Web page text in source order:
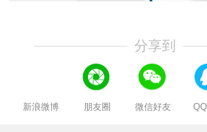
分享到
新浪微博 朋友圈 微信好友